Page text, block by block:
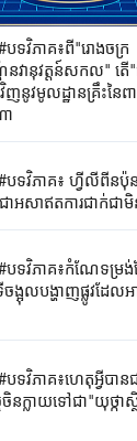
ទវិភាគ៖ពី"រោងចក្រ
ានុវត្តន៍សកល" ត
ញនូវមូលដ្ឋានគ្រឹះនៃព
ទវិភាគ៖ ហ្វីលីពីនប៉ុ
អសាឥតការជាក់ជាមិ
ទវិភាគ៖កំណែទម្រង់
ង្អុលបង្ហាញផ្លូវដែល
ទវិភាគ៖ហេតុអ្វីបា
ចិនក្លាយទៅជា"យុថ្កា